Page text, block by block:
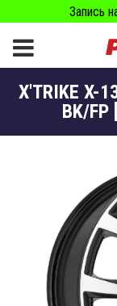
Запись
X'TRIKE X-
BK/FP